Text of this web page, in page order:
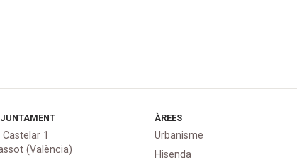
1
(València)
ÀREES
Urbanisme
Hisenda